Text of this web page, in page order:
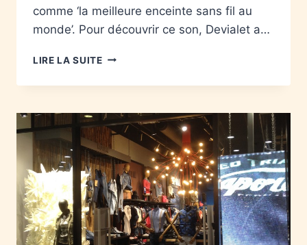
comme ‘la meilleure enceinte sans fil au
monde’. Pour découvrir ce son, Devialet a…
LIRE LA SUITE